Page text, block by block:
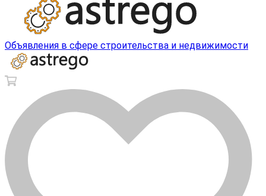
Объявления в сфере строительства и недвижимости